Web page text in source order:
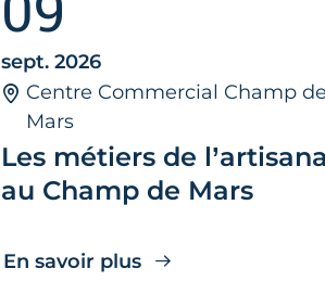
Les métiers de
au Champ de Mars
sept. 2026
Centre Commercial Champ
Mars
En savoir plus